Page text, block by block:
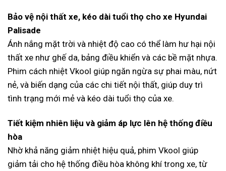
Bảo vệ nội thất xe, kéo dài tuổi thọ cho xe Hyundai
Palisade
Ánh nắng mặt trời và nhiệt độ cao có thể làm hư hại nội
thất xe như ghế da, bảng điều khiển và các bề mặt nhựa.
Phim cách nhiệt Vkool giúp ngăn ngừa sự phai màu, nứt
nẻ, và biến dạng của các chi tiết nội thất, giúp duy trì
tình trạng mới mẻ và kéo dài tuổi thọ của xe.
Tiết kiệm nhiên liệu và giảm áp lực lên hệ thống điều
hòa
Nhờ khả năng giảm nhiệt hiệu quả, phim Vkool giúp
giảm tải cho hệ thống điều hòa không khí trong xe, từ